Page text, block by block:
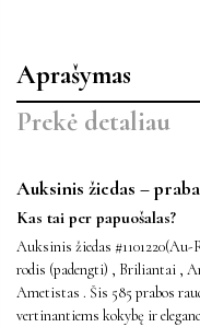
Aprašymas
Prekė detaliau
Auksinis žiedas –
Kas tai per papuošalas?
Auksinis žiedas
rodis (padengti) , Briliantai ,
Ametistas . Šis 585 prabos
vertinantiems kokybę ir